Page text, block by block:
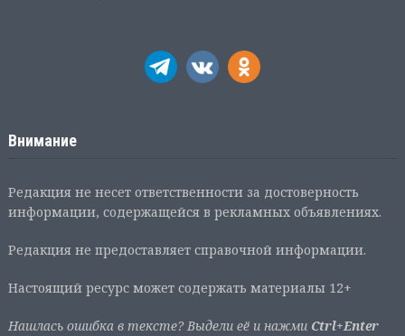
Внимание
Редакция не несет ответственности за достоверность
информации, содержащейся в рекламных объявлениях.
Редакция не предоставляет справочной информации.
Настоящий ресурс может содержать материалы 12+
Нашлась ошибка в тексте? Выдели её и нажми Ctrl+Enter